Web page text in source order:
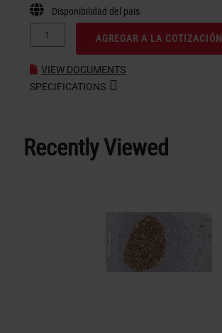
Disponibilidad del país
AGREGAR A LA COTIZACIÓN
VIEW DOCUMENTS
SPECIFICATIONS
Recently Viewed